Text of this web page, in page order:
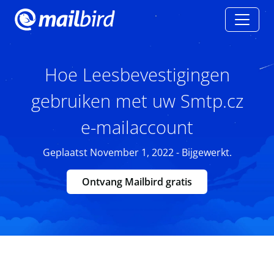
Hoe Leesbevestigingen
gebruiken met uw Smtp.cz
e-mailaccount
Geplaatst November 1, 2022 - Bijgewerkt.
Ontvang Mailbird gratis